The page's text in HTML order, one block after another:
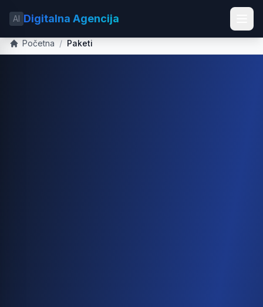
AI Digitalna Agencija
Početna / Paketi